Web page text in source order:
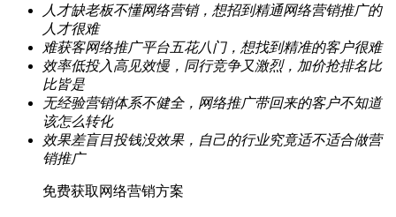
人才缺老板不懂网络营销，想招到精通网络营销推广的
人才很难
难获客网络推广平台五花八门，想找到精准的客户很难
效率低投入高见效慢，同行竞争又激烈，加价抢排名比
比皆是
无经验营销体系不健全，网络推广带回来的客户不知道
该怎么转化
效果差盲目投钱没效果，自己的行业究竟适不适合做营
销推广
免费获取网络营销方案